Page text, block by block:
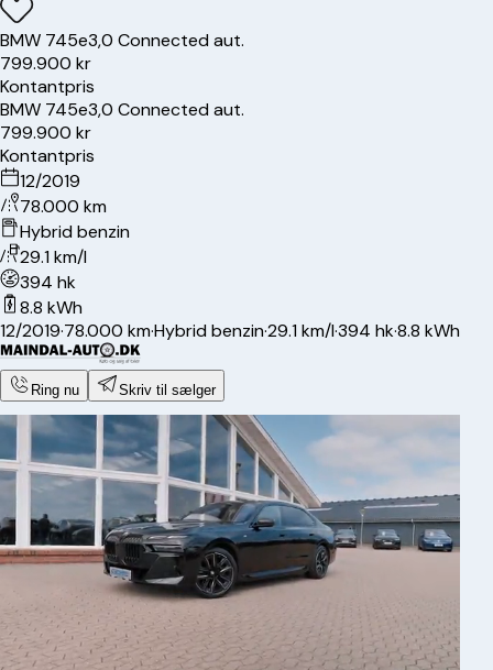
BMW 745e3,0 Connected aut.
799.900 kr
Kontantpris
BMW 745e3,0 Connected aut.
799.900 kr
Kontantpris
12/2019
78.000 km
Hybrid benzin
29.1 km/l
394 hk
8.8 kWh
12/2019·78.000 km·Hybrid benzin·29.1 km/l·394 hk·8.8 kWh
Ring nu Skriv til sælger